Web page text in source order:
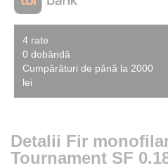
4 rate
0 dobândă
Cumpărături de până la 2000
lei
Detalii Fir
Tournament SF